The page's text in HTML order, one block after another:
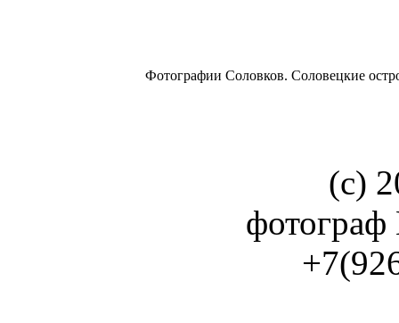
Фотографии Соловков. Соловецкие
(с)